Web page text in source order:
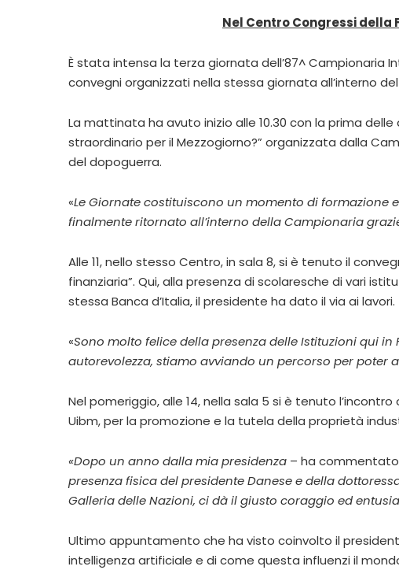
Nel Centro Congressi della
È stata intensa la terza giornata dell’87^ Campionaria
convegni organizzati nella stessa giornata all’interno
La mattinata ha avuto inizio alle 10.30 con la prima delle
straordinario per il Mezzogiorno?” organizzata dalla
del dopoguerra.
«Le Giornate costituiscono un momento di formazione
finalmente ritornato all’interno della Campionaria
Alle 11, nello stesso Centro, in sala 8, si è tenuto il
finanziaria”. Qui, alla presenza di scolaresche di vari
stessa Banca d’Italia, il presidente ha dato il via ai lavori.
«Sono molto felice della presenza delle Istituzioni qui
autorevolezza, stiamo avviando un percorso per poter
Nel pomeriggio, alle 14, nella sala 5 si è tenuto
Uibm, per la promozione e la tutela della proprietà
«Dopo un anno dalla mia presidenza – ha commentato
presenza fisica del presidente Danese e della
Galleria delle Nazioni, ci dà il giusto coraggio ed
Ultimo appuntamento che ha visto coinvolto il
intelligenza artificiale e di come questa influenzi il